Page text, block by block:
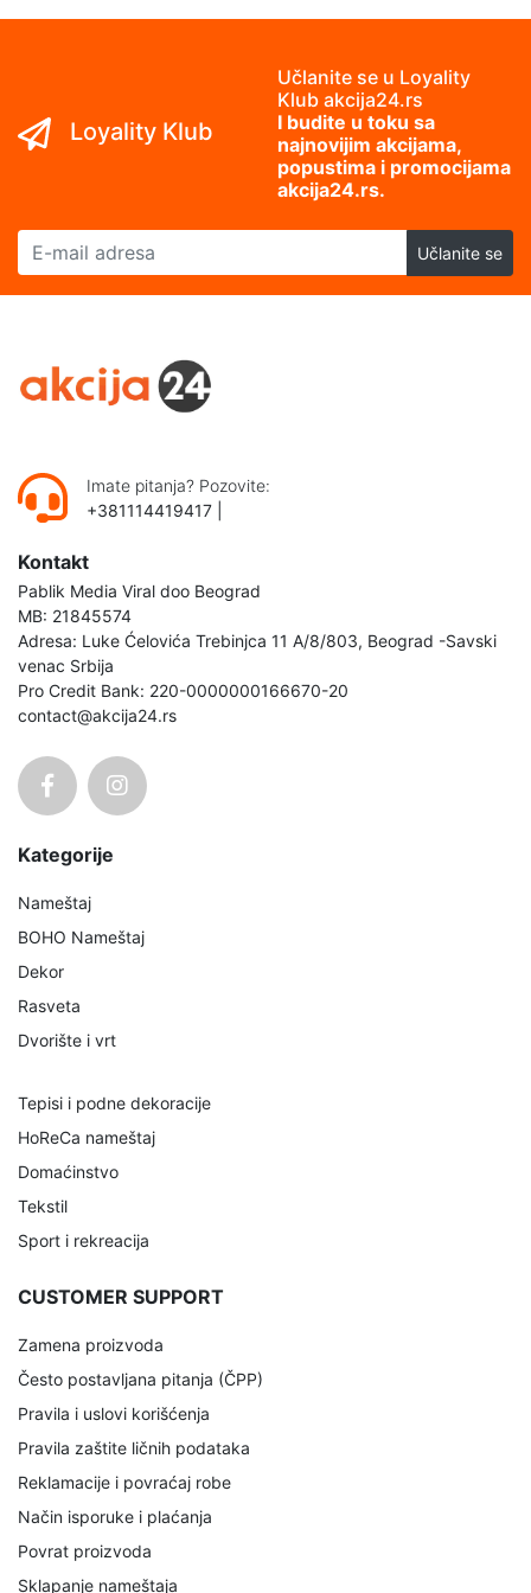
Loyality Klub
Učlanite se u Loyality
Klub akcija24.rs
I budite u toku sa
najnovijim akcijama,
popustima i promocijama
akcija24.rs.
E-mail adresa
Učlanite se
Imate pitanja? Pozovite:
+381114419417
Kontakt
Pablik Media Viral doo Beograd
MB: 21845574
Adresa: Luke Ćelovića Trebinjca 11 A/8/803, Beograd -Savski
venac Srbija
Pro Credit Bank: 220-0000000166670-20
contact@akcija24.rs
Kategorije
Nameštaj
BOHO Nameštaj
Dekor
Rasveta
Dvorište i vrt
Tepisi i podne dekoracije
HoReCa nameštaj
Domaćinstvo
Tekstil
Sport i rekreacija
CUSTOMER SUPPORT
Zamena proizvoda
Često postavljana pitanja (ČPP)
Pravila i uslovi korišćenja
Pravila zaštite ličnih podataka
Reklamacije i povraćaj robe
Način isporuke i plaćanja
Povrat proizvoda
Sklapanje nameštaja